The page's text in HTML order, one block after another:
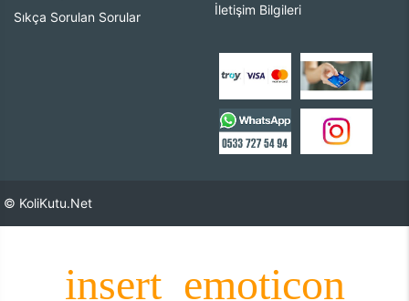
Sıkça Sorulan Sorular
İletişim Bilgileri
© KoliKutu.Net